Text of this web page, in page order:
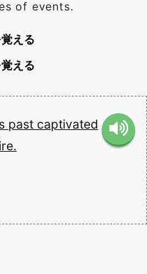
of events.
える
える
past captivated